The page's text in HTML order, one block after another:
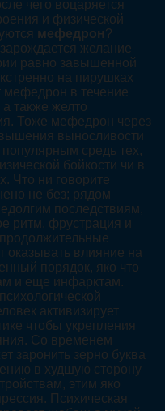
чего воцаряется
и физической
мефедрон?
желание
равно завышенной
на пирушках
мефедрон в течение
а также желто
Тоже мефедрон через
выносливости
средь тех,
бойкости чи в
Что ни говорите
не без; рядом
последствиям,
ритм, фрустрация и
оказывать влияние на
порядок, яко что
и еще инфарктам.
активизирует
чтобы укрепления
Со временем
заронить зерно буква
в худшую сторону
этим яко
Психическая